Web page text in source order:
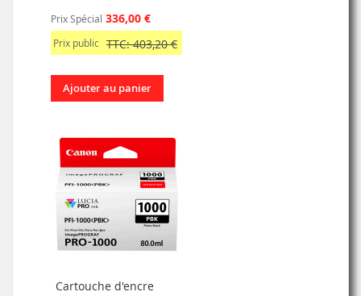
Prix Spécial 336,00 €
Prix public TTC: 403,20 €
Ajouter au panier
Cartouche d'encre